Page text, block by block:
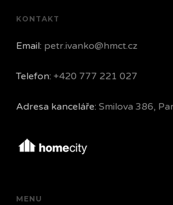
KONTAKT
Email: petr.ivanko@hmct.cz
Telefon: +420 777 221 027
Adresa kanceláře: Smilova 386,
MENU